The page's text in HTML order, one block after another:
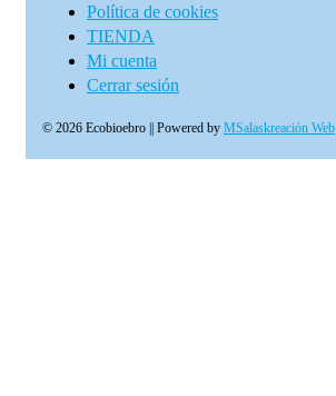
Política de cookies
TIENDA
Mi cuenta
Cerrar sesión
© 2026 Ecobioebro || Powered by MSalaskreación Web